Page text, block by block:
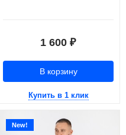
1 600 ₽
В корзину
Купить в 1 клик
New!